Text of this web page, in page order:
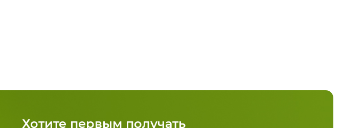
Хотите первым получать